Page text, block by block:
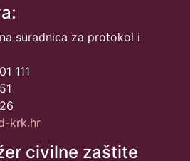
suradnica za protokol i
111
krk.hr
civilne zaštite